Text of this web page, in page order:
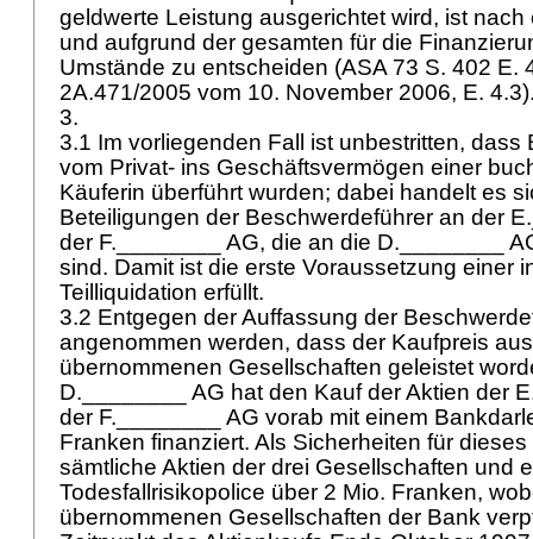
geldwerte Leistung ausgerichtet wird, ist nach
und aufgrund der gesamten für die
Umstände zu entscheiden (ASA 73 S. 402 E.
2A.471/2005 vom 10. November 2006, E.
3.
3.1 Im vorliegenden Fall ist unbestritten, dass
vom Privat- ins Geschäftsvermögen einer
Käuferin überführt wurden; dabei handelt es
Beteiligungen der Beschwerdeführer an der
der F.________ AG, die an die D.________
sind. Damit ist die erste Voraussetzung einer
Teilliquidation erfüllt.
3.2 Entgegen der Auffassung der
angenommen werden, dass der Kaufpreis
übernommenen Gesellschaften geleistet
D.________ AG hat den Kauf der Aktien der
der F.________ AG vorab mit einem
Franken finanziert. Als Sicherheiten für
sämtliche Aktien der drei Gesellschaften und
Todesfallrisikopolice über 2 Mio. Franken,
übernommenen Gesellschaften der Bank